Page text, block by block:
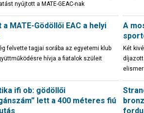
nyújtott a MATE-GEAC-nak
MATE-Gödöllői EAC a helyi
felvette tagjai sorába az egyetemi klub
hívja a fiatalok szüleit
A
Két
ifi ob: gödöllői
lett a 400 méteres fiú